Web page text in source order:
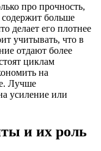
про прочность,
больше
делает его плотнее
учитывать, что в
отдают более
циклам
на
Лучше
усиление или
и их роль